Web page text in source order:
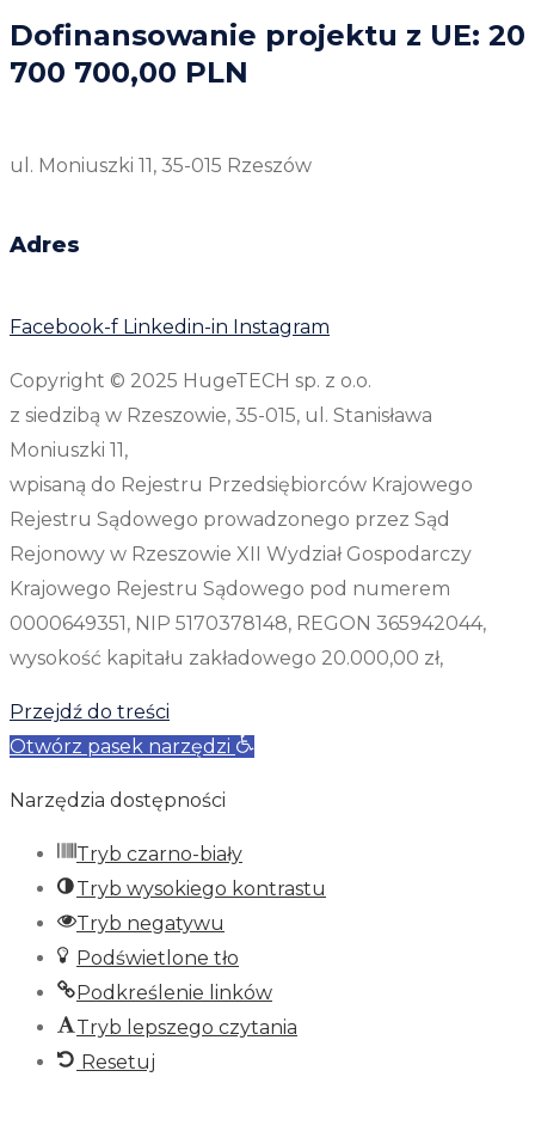
Dofinansowanie projektu z UE: 20
700 700,00 PLN
ul. Moniuszki 11, 35-015 Rzeszów
Adres
Facebook-f Linkedin-in Instagram
Copyright © 2025 HugeTECH sp. z o.o.
z siedzibą w Rzeszowie, 35-015, ul. Stanisława
Moniuszki 11,
wpisaną do Rejestru Przedsiębiorców Krajowego
Rejestru Sądowego prowadzonego przez Sąd
Rejonowy w Rzeszowie XII Wydział Gospodarczy
Krajowego Rejestru Sądowego pod numerem
0000649351, NIP 5170378148, REGON 365942044,
wysokość kapitału zakładowego 20.000,00 zł,
Przejdź do treści
Otwórz pasek narzędzi
Narzędzia dostępności
Tryb czarno-biały
Tryb wysokiego kontrastu
Tryb negatywu
Podświetlone tło
Podkreślenie linków
Tryb lepszego czytania
Resetuj